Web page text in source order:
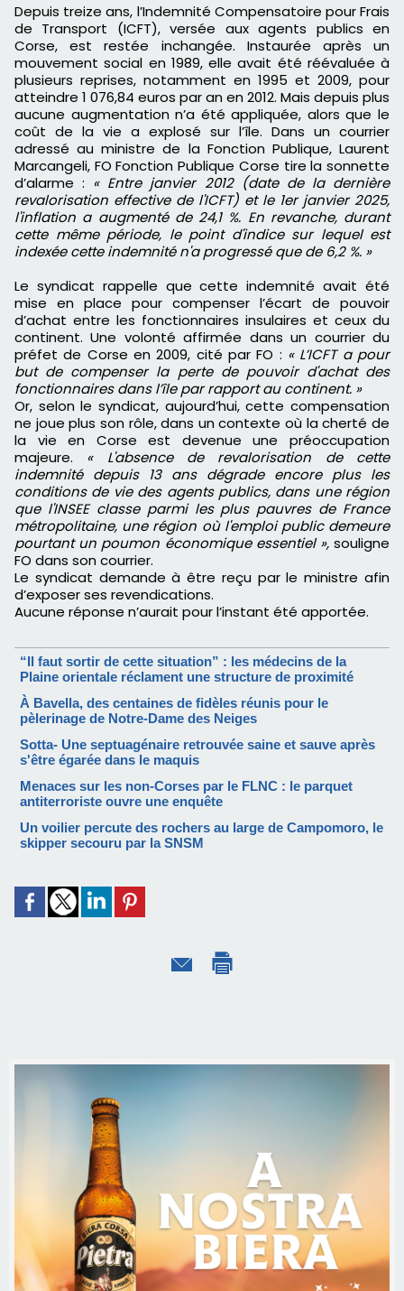
Depuis treize ans, l’Indemnité Compensatoire pour Frais
de Transport (ICFT), versée aux agents publics en
Corse, est restée inchangée. Instaurée après un
mouvement social en 1989, elle avait été réévaluée à
plusieurs reprises, notamment en 1995 et 2009, pour
atteindre 1 076,84 euros par an en 2012. Mais depuis plus
aucune augmentation n’a été appliquée, alors que le
coût de la vie a explosé sur l’île. Dans un courrier
adressé au ministre de la Fonction Publique, Laurent
Marcangeli, FO Fonction Publique Corse tire la sonnette
d’alarme : « Entre janvier 2012 (date de la dernière
revalorisation effective de l'ICFT) et le 1er janvier 2025,
l'inflation a augmenté de 24,1 %. En revanche, durant
cette même période, le point d'indice sur lequel est
indexée cette indemnité n'a progressé que de 6,2 %. »
Le syndicat rappelle que cette indemnité avait été
mise en place pour compenser l’écart de pouvoir
d’achat entre les fonctionnaires insulaires et ceux du
continent. Une volonté affirmée dans un courrier du
préfet de Corse en 2009, cité par FO : « L’ICFT a pour
but de compenser la perte de pouvoir d'achat des
fonctionnaires dans l’île par rapport au continent. »
Or, selon le syndicat, aujourd’hui, cette compensation
ne joue plus son rôle, dans un contexte où la cherté de
la vie en Corse est devenue une préoccupation
majeure. « L'absence de revalorisation de cette
indemnité depuis 13 ans dégrade encore plus les
conditions de vie des agents publics, dans une région
que l'INSEE classe parmi les plus pauvres de France
métropolitaine, une région où l'emploi public demeure
pourtant un poumon économique essentiel »,souligne
FO dans son courrier.
Le syndicat demande à être reçu par le ministre afin
d’exposer ses revendications.
Aucune réponse n’aurait pour l’instant été apportée.
“Il faut sortir de cette situation” : les médecins de la
Plaine orientale réclament une structure de proximité
À Bavella, des centaines de fidèles réunis pour le
pèlerinage de Notre-Dame des Neiges
Sotta- Une septuagénaire retrouvée saine et sauve après
s'être égarée dans le maquis
Menaces sur les non-Corses par le FLNC : le parquet
antiterroriste ouvre une enquête
Un voilier percute des rochers au large de Campomoro, le
skipper secouru par la SNSM